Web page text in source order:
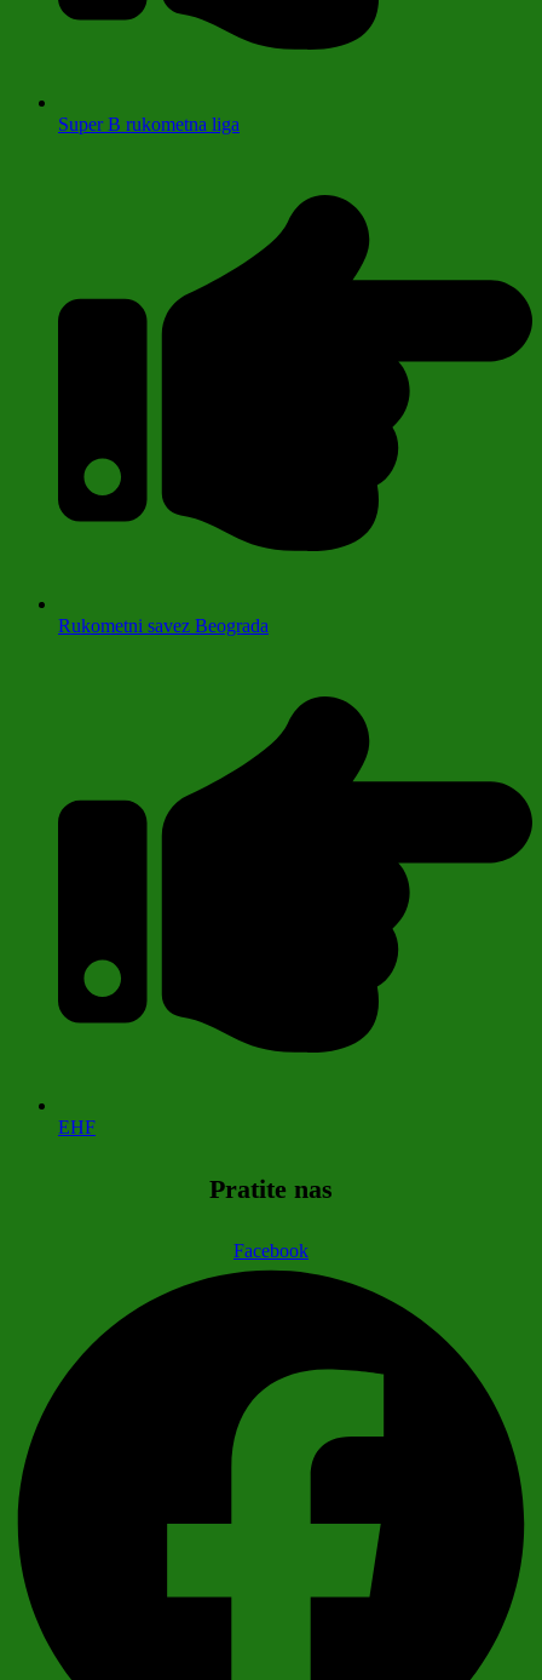
Super B rukometna liga
Rukometni savez Beograda
EHF
Pratite nas
Facebook